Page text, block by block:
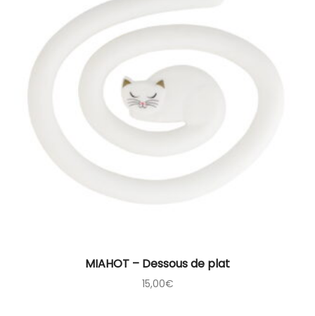
MIAHOT – Dessous de plat
15,00€